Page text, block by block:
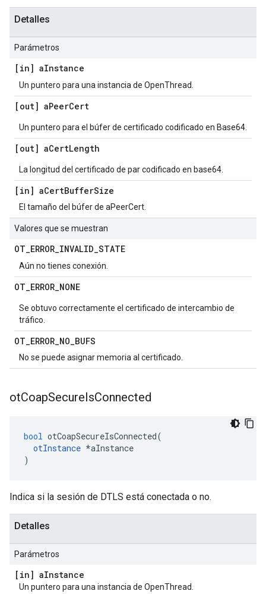
Detalles
Parámetros
[in] aInstance
Un puntero para una instancia de OpenThread.
[out] aPeerCert
Un puntero para el búfer de certificado codificado en Base64.
[out] aCertLength
La longitud del certificado de par codificado en base64.
[in] aCertBufferSize
El tamaño del búfer de aPeerCert.
Valores que se muestran
OT_ERROR_INVALID_STATE
Aún no tienes conexión.
OT_ERROR_NONE
Se obtuvo correctamente el certificado de intercambio de
tráfico.
OT_ERROR_NO_BUFS
No se puede asignar memoria al certificado.
otCoapSecureIsConnected
bool otCoapSecureIsConnected(
otInstance *aInstance
)
Indica si la sesión de DTLS está conectada o no.
Detalles
Parámetros
[in] aInstance
Un puntero para una instancia de OpenThread.